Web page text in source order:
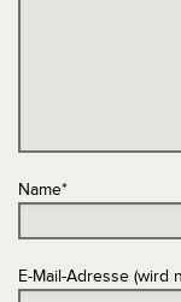
Name*
E-Mail-Adresse (wird